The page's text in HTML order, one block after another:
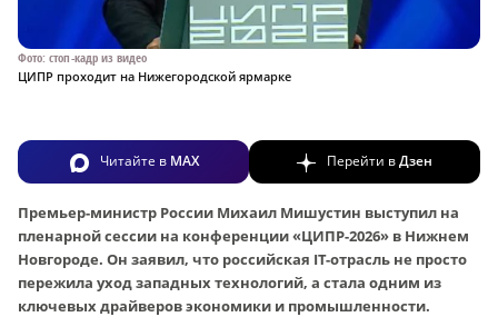
Фото: стоп-кадр из видео
ЦИПР проходит на Нижегородской ярмарке
Читайте в MAX Перейти вДзен
Премьер-министр России Михаил Мишустин выступил на
пленарной сессии на конференции «ЦИПР-2026» в Нижнем
Новгороде. Он заявил, что российская IT-отрасль не просто
пережила уход западных технологий, а стала одним из
ключевых драйверов экономики и промышленности.